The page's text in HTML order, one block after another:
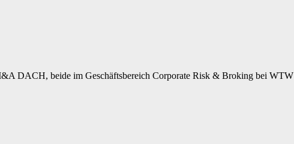
DACH, beide im Geschäftsbereich Corporate Risk & Broking bei WTW